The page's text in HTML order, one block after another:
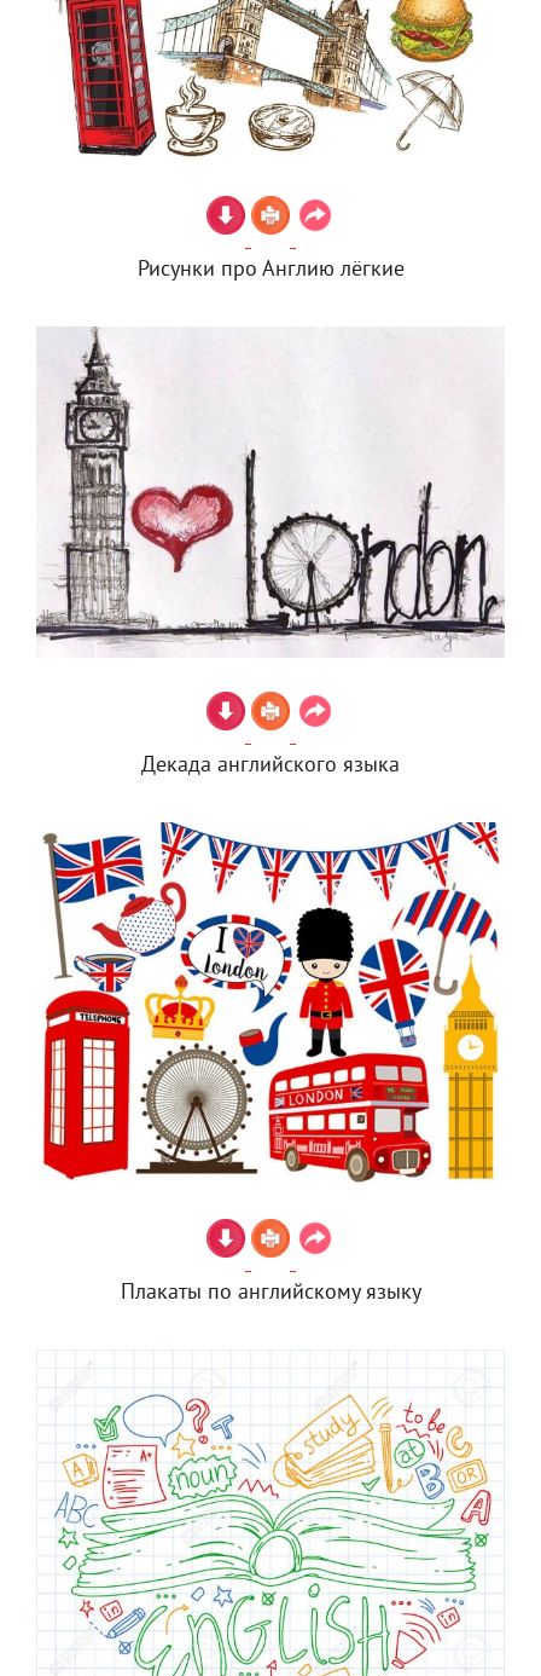
Рисунки про Англию лёгкие
Декада английского языка
Плакаты по английскому языку